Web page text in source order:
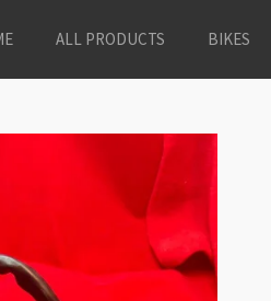
ALL PRODUCTS BIKES